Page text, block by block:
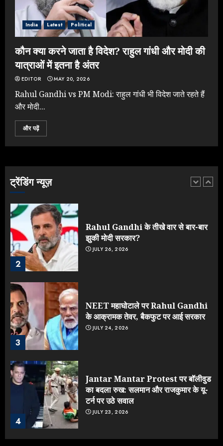
India Latest Political
कौन क्या करने जाता है विदेश? राहुल गांधी और मोदी की
यात्राओं में इतना है अंतर
EDITOR MAY 20, 2026
Rahul Gandhi vs PM Modi: राहुल गांधी भी विदेश जाते रहते हैं
और मोदी...
और पढ़ें
ट्रेंडिंग न्यूज़
टर्न पर उठे सवाल
JULY 23, 2026
5
ONGC के खजाने से RSS के संगठनों पर
मेहरबानी? 670 करोड़ रुपये के इस खुलासे ने
JULY 19, 2026
1
Yogi Government ने विज्ञापनों पर
2
Rahul Gandhi के तीखे वार से बार-बार
झुकी मोदी सरकार?
JULY 26, 2026
3
NEET महाघोटाले पर Rahul Gandhi
के आक्रामक तेवर, बैकफुट पर आई सरकार
JULY 24, 2026
4
Jantar Mantar Protest पर बॉलीवुड
का बदला रुख: सलमान और राजकुमार के यू-
टर्न पर उठे सवाल
JULY 23, 2026